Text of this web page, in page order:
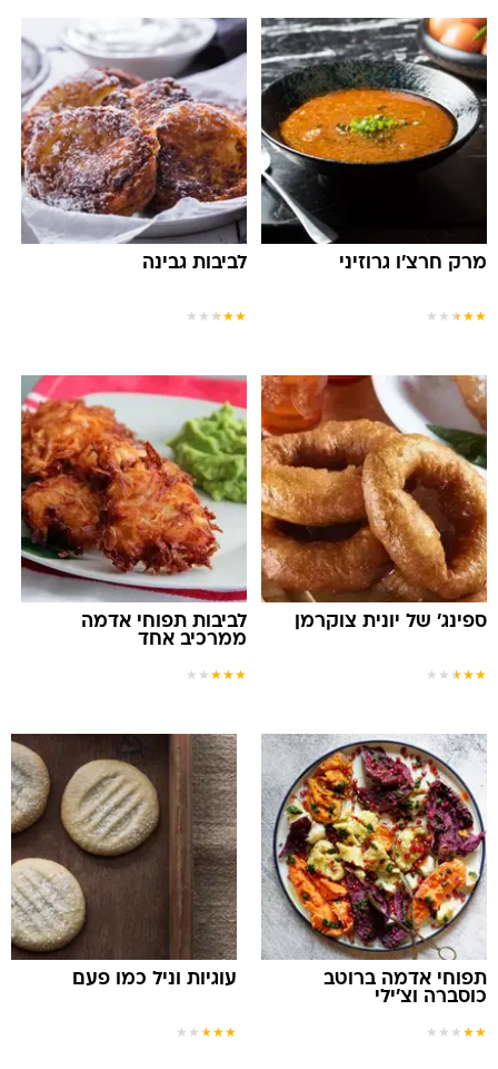
מרק חרצ'ו גרוזיני
★
★
★
★
★
לביבות גבינה
★
★
★
★
★
ספינג' של יונית צוקרמן
★
★
★
★
★
לביבות תפוחי אדמה
ממרכיב אחד
★
★
★
★
★
תפוחי אדמה ברוטב
כוסברה וצ'ילי
★
★
★
★
★
עוגיות וניל כמו פעם
★
★
★
★
★